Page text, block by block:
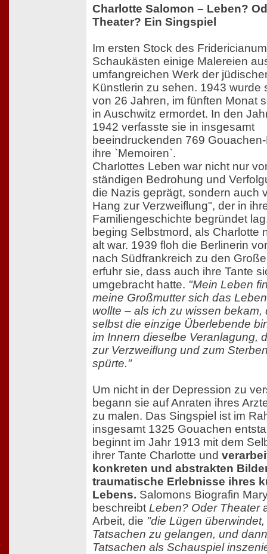
Charlotte Salomon – Leben?
Theater? Ein Singspiel
Im ersten Stock des
Schaukästen einige Malereien
umfangreichen Werk der
Künstlerin zu sehen. 1943 wurde
von 26 Jahren, im fünften Monat
in Auschwitz ermordet. In den
1942 verfasste sie in insgesamt
beeindruckenden 769
ihre `Memoiren`.
Charlottes Leben war nicht nur
ständigen Bedrohung und
die Nazis geprägt, sondern auch
Hang zur Verzweiflung", der in
Familiengeschichte begründet
beging Selbstmord, als Charlotte
alt war. 1939 floh die Berlinerin
nach Südfrankreich zu den
erfuhr sie, dass auch ihre Tante
umgebracht hatte. "Mein Leben
meine Großmutter sich das
wollte – als ich zu wissen bekam,
selbst die einzige Überlebende
im Innern dieselbe Veranlagung,
zur Verzweiflung und zum
spürte."
Um nicht in der Depression zu
begann sie auf Anraten ihres
zu malen. Das Singspiel ist im
insgesamt 1325 Gouachen
beginnt im Jahr 1913 mit dem
ihrer Tante Charlotte und
konkreten und abstrakten
traumatische Erlebnisse ihres
Lebens. Salomons Biografin
beschreibt Leben? Oder Theater
Arbeit, die "die Lügen
Tatsachen zu gelangen, und
Tatsachen als Schauspiel